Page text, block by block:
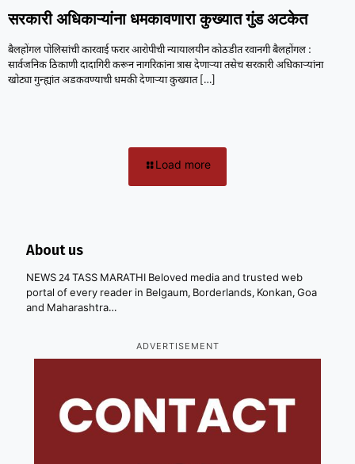
सरकारी अधिकाऱ्यांना धमकावणारा कुख्यात गुंड अटकेत
बैलहोंगल पोलिसांची कारवाई फरार आरोपीची न्यायालयीन कोठडीत रवानगी बैलहोंगल :
सार्वजनिक ठिकाणी दादागिरी करून नागरिकांना त्रास देणाऱ्या तसेच सरकारी अधिकाऱ्यांना
खोट्या गुन्ह्यांत अडकवण्याची धमकी देणाऱ्या कुख्यात[…]
Load more
About us
NEWS 24 TASS MARATHI Beloved media and trusted web
portal of every reader in Belgaum, Borderlands, Konkan, Goa
and Maharashtra…
ADVERTISEMENT